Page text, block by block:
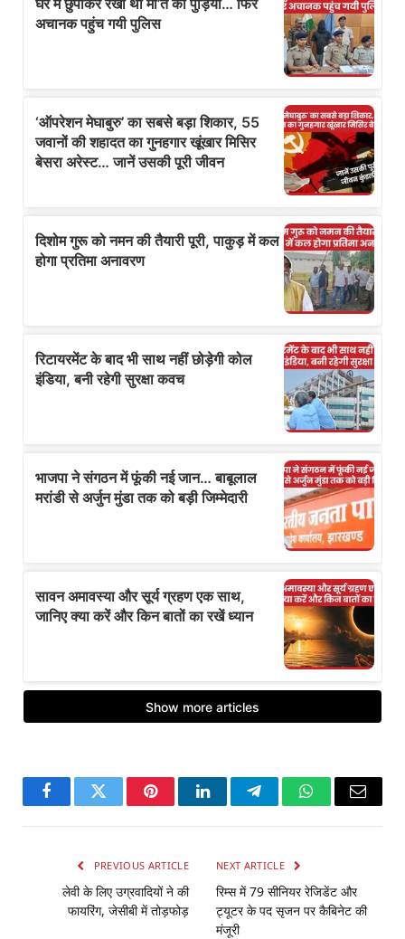
FacebookTwitter PinterestLinkedInTelegramWhatsApp
Email
PREVIOUS ARTICLE
लेवी के लिए उग्रवादियों ने की
फायरिंग, जेसीबी में तोड़फोड़
NEXT ARTICLE
रिम्स में 79 सीनियर रेजिडेंट और
ट्यूटर के पद सृजन पर कैबिनेट की
मंजूरी